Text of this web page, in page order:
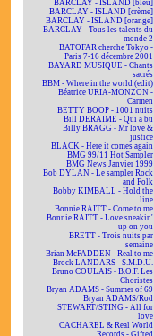
BARCLAY - ISLAND [bleu]
BARCLAY - ISLAND [crème]
BARCLAY - ISLAND [orange]
BARCLAY - Tous les talents du
monde 2
BATOFAR cherche Tokyo -
Paris 7-16 décembre 2001
BAYARD MUSIQUE - Chants
sacrés
BBM - Where in the world (edit)
Béatrice URIA-MONZON -
Carmen
BETTY BOOP - 1001 nuits
Bill DERAIME - Qui a bu
Billy BRAGG - Mr love &
justice
BLACK - Here it comes again
BMG 99/11 Hot Sampler
BMG News Janvier 1999
Bob DYLAN - Le sampler Rock
and Folk
Bobby KIMBALL - Hold the
line
Bonnie RAITT - Come to me
Bonnie RAITT - Love sneakin'
up on you
BRETT - Trois nuits par
semaine
Brian McFADDEN - Real to me
Brock LANDARS - S.M.D.U.
Bruno COULAIS - B.O.F. Les
Choristes
Bryan ADAMS - Summer of 69
Bryan ADAMS/Rod
STEWART/STING - All for
love
CACHAREL & Real World
Records - Gifted